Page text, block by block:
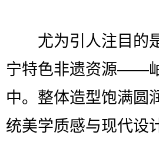
尤为引人注目的
宁特色非遗资源——
中。整体造型饱满圆
统美学质感与现代设